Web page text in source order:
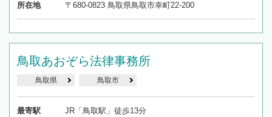
所在地 〒680-0823 鳥取県鳥取市幸町22-200
鳥取あおぞら法律事務所
鳥取県 鳥取市
最寄駅 JR「鳥取駅」徒歩13分